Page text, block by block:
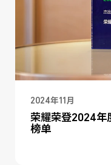
2024年11月
荣耀荣登2024年
榜单